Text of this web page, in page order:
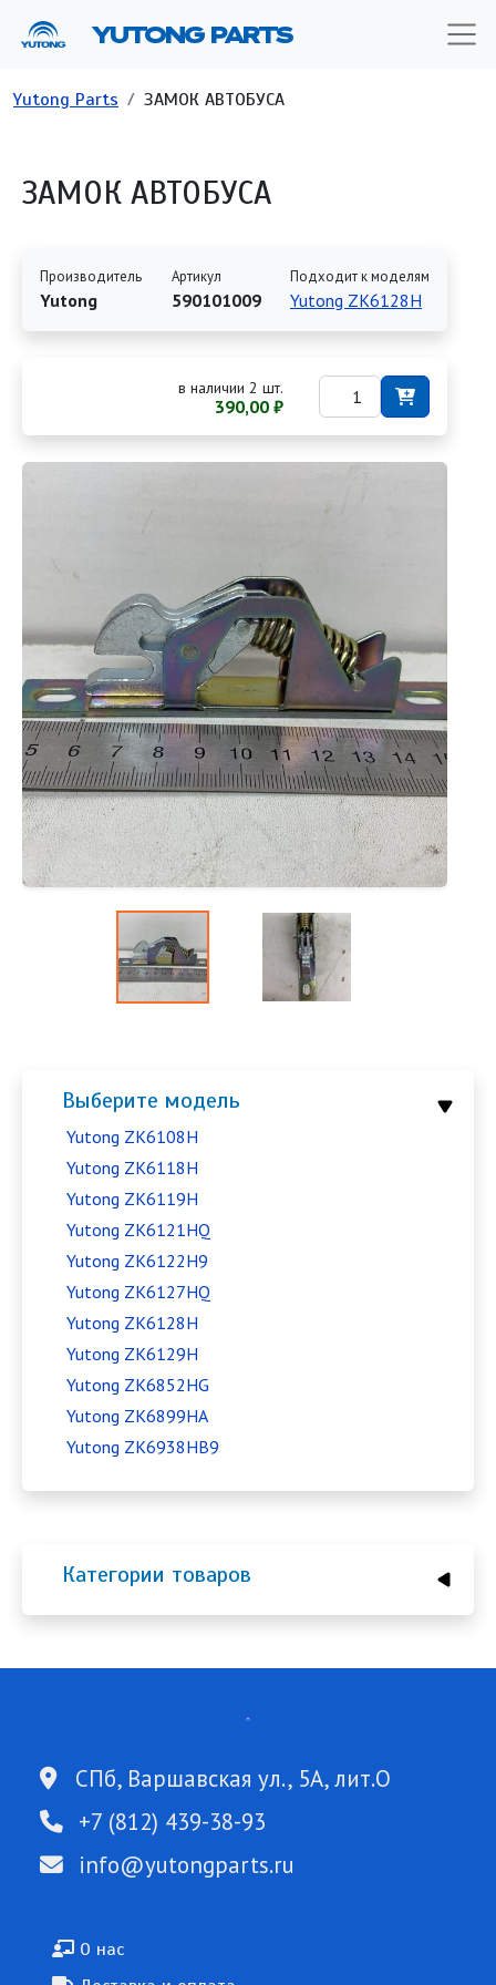
YUTONG PARTS
Строка навигации
Yutong Parts ЗАМОК АВТОБУСА
Выберите модель
Yutong ZK6108H
Yutong ZK6118H
Yutong ZK6119H
Yutong ZK6121HQ
Yutong ZK6122H9
Yutong ZK6127HQ
Yutong ZK6128H
Yutong ZK6129H
Yutong ZK6852HG
Yutong ZK6899HA
Yutong ZK6938HB9
Категории товаров
ЗАМОК АВТОБУСА
Производитель
Yutong
Артикул
590101009
Подходит к моделям
Yutong ZK6128H
в наличии 2 шт.
390,00 ₽
СПб, Варшавская ул., 5А, лит.О
+7 (812) 439-38-93
info@yutongparts.ru
Подвал
О нас